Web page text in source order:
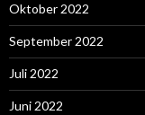
Oktober 2022
September 2022
Juli 2022
Juni 2022